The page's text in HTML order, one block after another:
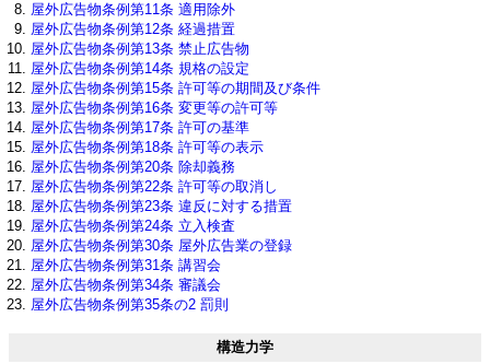
屋外広告物条例第11条 適用除外
屋外広告物条例第12条 経過措置
屋外広告物条例第13条 禁止広告物
屋外広告物条例第14条 規格の設定
屋外広告物条例第15条 許可等の期間及び条件
屋外広告物条例第16条 変更等の許可等
屋外広告物条例第17条 許可の基準
屋外広告物条例第18条 許可等の表示
屋外広告物条例第20条 除却義務
屋外広告物条例第22条 許可等の取消し
屋外広告物条例第23条 違反に対する措置
屋外広告物条例第24条 立入検査
屋外広告物条例第30条 屋外広告業の登録
屋外広告物条例第31条 講習会
屋外広告物条例第34条 審議会
屋外広告物条例第35条の2 罰則
構造力学